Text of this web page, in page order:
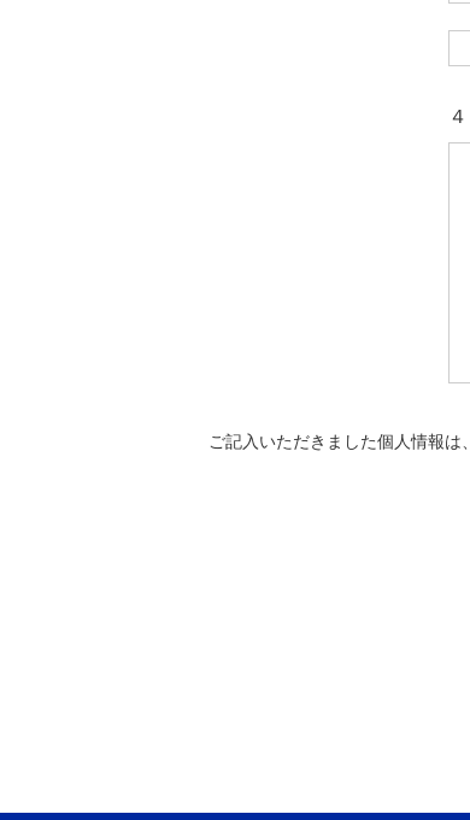
ご記入いただきました個人情報